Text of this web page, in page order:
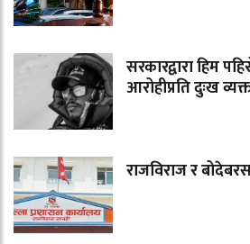
सरकारद्वारा हिम
आरोहीप्रति दुःख
राजविराज र